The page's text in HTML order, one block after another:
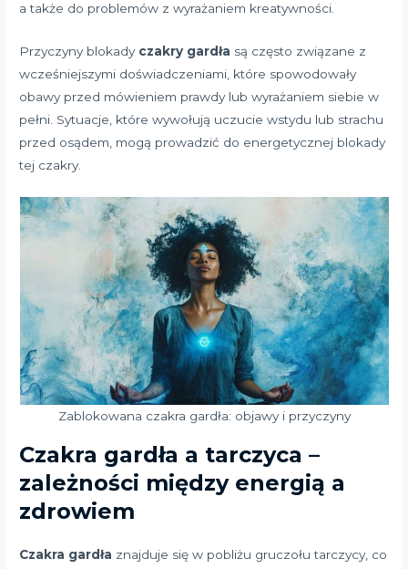
a także do problemów z wyrażaniem kreatywności.
Przyczyny blokady czakry gardła są często związane z
wcześniejszymi doświadczeniami, które spowodowały
obawy przed mówieniem prawdy lub wyrażaniem siebie w
pełni. Sytuacje, które wywołują uczucie wstydu lub strachu
przed osądem, mogą prowadzić do energetycznej blokady
tej czakry.
Zablokowana czakra gardła: objawy i przyczyny
Czakra gardła a tarczyca –
zależności między energią a
zdrowiem
Czakra gardła znajduje się w pobliżu gruczołu tarczycy, co